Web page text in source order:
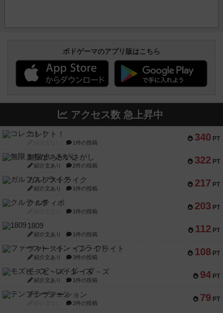
ボドゲーマのアプリ版はこちら
アクセス数 急上昇中
340 PT
コレクト！
1件の投稿
322 PT
無限まちがいさがし
紹介文あり 2件の投稿
217 PT
ガルフストライク
紹介文あり 1件の投稿
203 PT
クルティボ
1件の投稿
112 PT
1809
紹介文あり 1件の投稿
108 PT
ファースト・イン・フライト
紹介文あり 3件の投稿
94 PT
モズビ－ズ・レイダ－ズ
紹介文あり 1件の投稿
79 PT
テンプテーション
2件の投稿